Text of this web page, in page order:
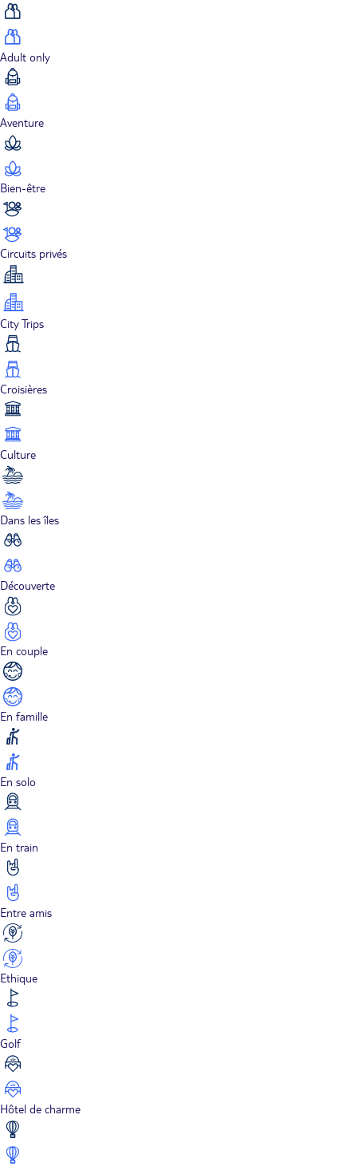
Adult only
Aventure
Bien-être
Circuits privés
City Trips
Croisières
Culture
Dans les îles
Découverte
En couple
En famille
En solo
En train
Entre amis
Ethique
Golf
Hôtel de charme